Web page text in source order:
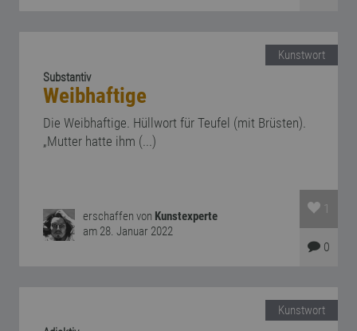
Kunstwort
Substantiv
Weibhaftige
Die Weibhaftige. Hüllwort für Teufel (mit Brüsten).
„Mutter hatte ihm (...)
erschaffen von Kunstexperte
am 28. Januar 2022
1
0
Kunstwort